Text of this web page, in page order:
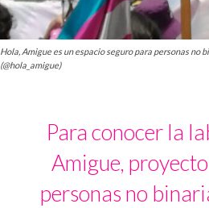
Hola, Amigue es un espacio seguro para personas no
(@hola_amigue)
Para conocer la
Amigue,
personas no